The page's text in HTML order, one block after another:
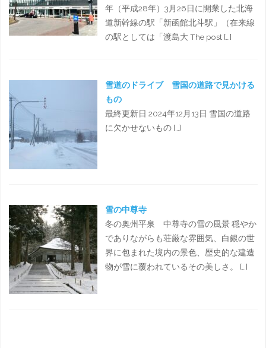
年（平成28年）3月26日に開業した北海
道新幹線の駅「新函館北斗駅」（在来線
の駅としては「渡島大 The post […]
雪道のドライブ 雪国の道路で見かける
もの
最終更新日 2024年12月13日 雪国の道路
に欠かせないもの […]
雪の中尊寺
冬の奥州平泉 中尊寺の雪の風景 穏やか
でありながらも荘厳な雰囲気、白銀の世
界に包まれた境内の景色、歴史的な建造
物が雪に覆われているその美しさ。 […]